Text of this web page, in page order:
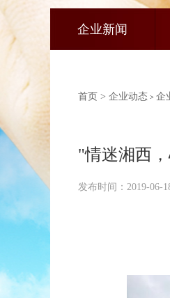
企业新闻
首页 > 企业动态 > 企
"情迷湘西
发布时间：2019-06-